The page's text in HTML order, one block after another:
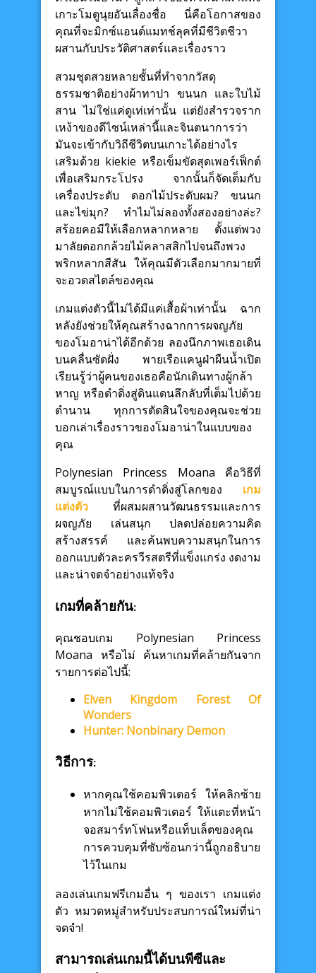
เกาะโมตูนุยอันเลื่องชื่อ นี่คือโอกาสของ
คุณที่จะมิกซ์แอนด์แมทช์ลุคที่มีชีวิตชีวา
ผสานกับประวัติศาสตร์และเรื่องราว
สวมชุดสวยหลายชั้นที่ทำจากวัสดุ
ธรรมชาติอย่างผ้าทาปา ขนนก และใบไม้
สาน ไม่ใช่แค่ดูเท่เท่านั้น แต่ยังสำรวจราก
เหง้าของดีไซน์เหล่านี้และจินตนาการว่า
มันจะเข้ากับวิถีชีวิตบนเกาะได้อย่างไร
เสริมด้วย kiekie หรือเข็มขัดสุดเพอร์เฟ็กต์
เพื่อเสริมกระโปรง จากนั้นก็จัดเต็มกับ
เครื่องประดับ ดอกไม้ประดับผม? ขนนก
และไข่มุก? ทำไมไม่ลองทั้งสองอย่างล่ะ?
สร้อยคอมีให้เลือกหลากหลาย ตั้งแต่พวง
มาลัยดอกกล้วยไม้คลาสสิกไปจนถึงพวง
พริกหลากสีสัน ให้คุณมีตัวเลือกมากมายที่
จะอวดสไตล์ของคุณ
เกมแต่งตัวนี้ไม่ได้มีแค่เสื้อผ้าเท่านั้น ฉาก
หลังยังช่วยให้คุณสร้างฉากการผจญภัย
ของโมอาน่าได้อีกด้วย ลองนึกภาพเธอเดิน
บนคลื่นซัดฝั่ง พายเรือแคนูฝ่าผืนน้ำเปิด
เรียนรู้ว่าผู้คนของเธอคือนักเดินทางผู้กล้า
หาญ หรือดำดิ่งสู่ดินแดนลึกลับที่เต็มไปด้วย
ตำนาน ทุกการตัดสินใจของคุณจะช่วย
บอกเล่าเรื่องราวของโมอาน่าในแบบของ
คุณ
Polynesian Princess Moana คือวิธีที่
สมบูรณ์แบบในการดำดิ่งสู่โลกของ เกม
แต่งตัว ที่ผสมผสานวัฒนธรรมและการ
ผจญภัย เล่นสนุก ปลดปล่อยความคิด
สร้างสรรค์ และค้นพบความสนุกในการ
ออกแบบตัวละครวีรสตรีที่แข็งแกร่ง งดงาม
และน่าจดจำอย่างแท้จริง
เกมที่คล้ายกัน:
คุณชอบเกม Polynesian Princess
Moana หรือไม่ ค้นหาเกมที่คล้ายกันจาก
รายการต่อไปนี้:
Elven Kingdom Forest Of
Wonders
Hunter: Nonbinary Demon
วิธีการ:
หากคุณใช้คอมพิวเตอร์ ให้คลิกซ้าย
หากไม่ใช้คอมพิวเตอร์ ให้แตะที่หน้า
จอสมาร์ทโฟนหรือแท็บเล็ตของคุณ
การควบคุมที่ซับซ้อนกว่านี้ถูกอธิบาย
ไว้ในเกม
ลองเล่นเกมฟรีเกมอื่น ๆ ของเรา เกมแต่ง
ตัว หมวดหมู่สำหรับประสบการณ์ใหม่ที่น่า
จดจำ!
สามารถเล่นเกมนี้ได้บนพีซีและ